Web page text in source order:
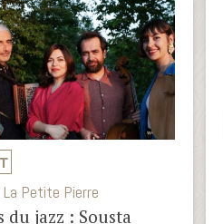
Petite Pierre
du jazz : Sousta